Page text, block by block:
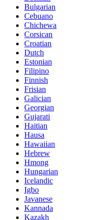
Bulgarian
Cebuano
Chichewa
Corsican
Croatian
Dutch
Estonian
Filipino
Finnish
Frisian
Galician
Georgian
Gujarati
Haitian
Hausa
Hawaiian
Hebrew
Hmong
Hungarian
Icelandic
Igbo
Javanese
Kannada
Kazakh